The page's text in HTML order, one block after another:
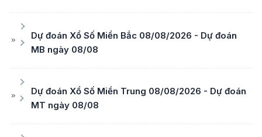
Dự đoán Xổ Số Miền Bắc 08/08/2026 - Dự đoán
MB ngày 08/08
Dự đoán Xổ Số Miền Trung 08/08/2026 - Dự đoán
MT ngày 08/08